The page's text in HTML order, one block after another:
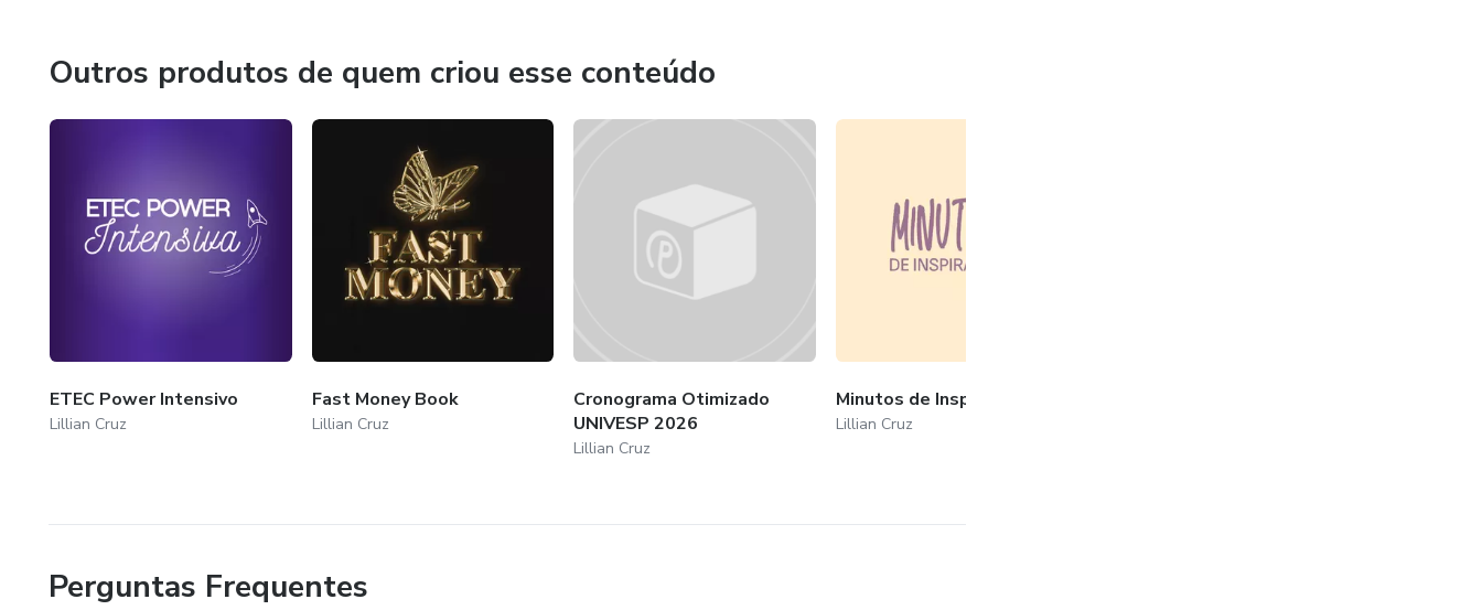
Outros produtos de quem criou esse conteúdo
ETEC Power Intensivo
Lillian Cruz
Fast Money Book
Lillian Cruz
Cronograma Otimizado
UNIVESP 2026
Lillian Cruz
Minutos de Inspiração
Lillian Cruz
Perguntas Frequentes